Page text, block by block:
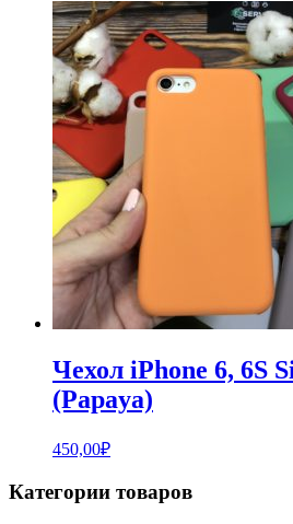
Чехол iPhone 6, 6S
(Papaya)
450,00₽
Категории товаров